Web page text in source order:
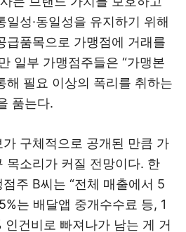
일성·동일성을 유지하기 위해
급품목으로 가맹점에 거래를
일부 가맹점주들은 “가맹본
해 필요 이상의 폭리를 취하는
품는다.
구체적으로 공개된 만큼 가
목소리가 커질 전망이다. 한
주 B씨는 “전체 매출에서 5
는 배달앱 중개수수료 등, 1
인건비로 빠져나가 남는 게 거